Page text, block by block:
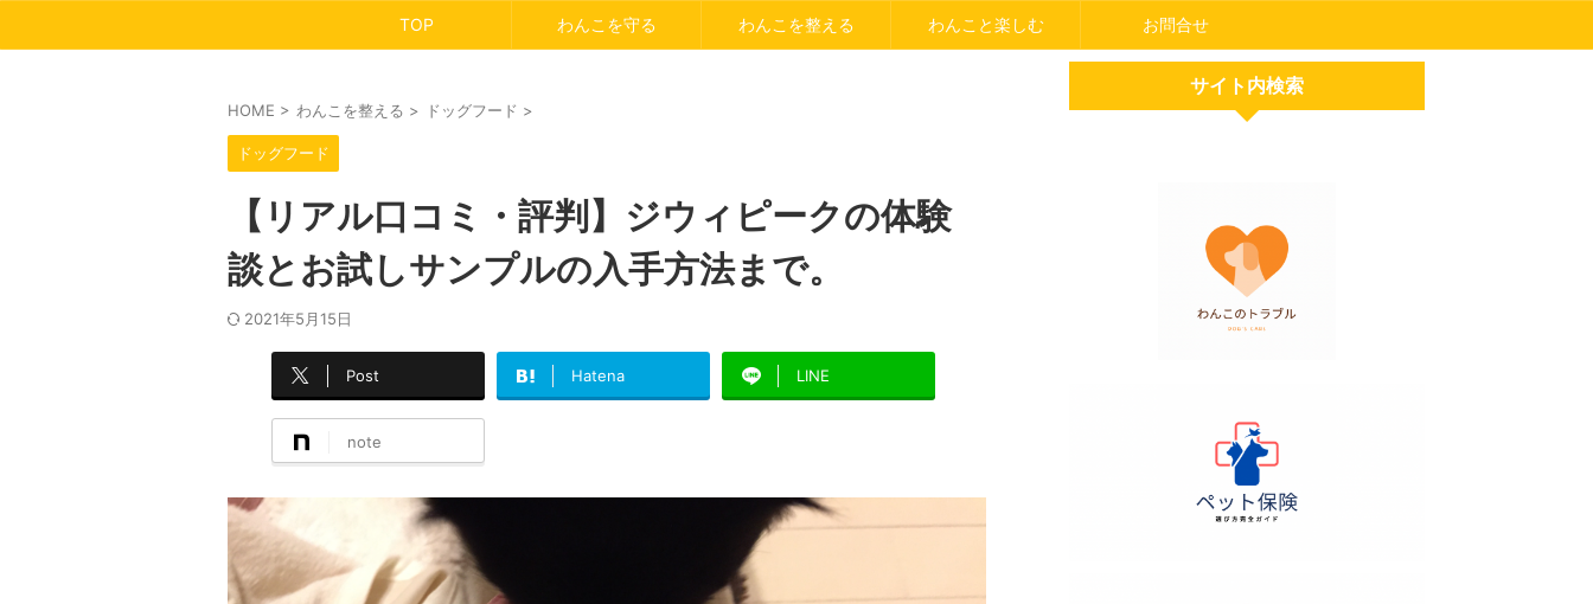
TOP わんこを守る わんこを整える わんこと楽しむ お問合せ
HOME > わんこを整える > ドッグフード >
ドッグフード
【リアル口コミ・評判】ジウィピークの体験
談とお試しサンプルの入手方法まで。
2021年5月15日
Post Hatena LINE
note
サイト内検索